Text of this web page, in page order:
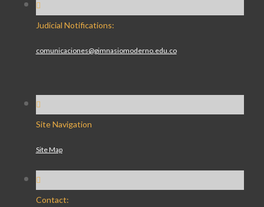
Judicial Notifications:
comunicaciones@gimnasiomoderno.edu.co
Site Navigation
Site Map
Contact: